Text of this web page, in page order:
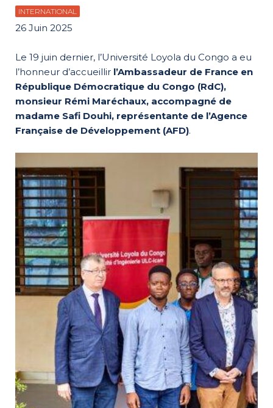
INTERNATIONAL
26 Juin 2025
Le 19 juin dernier, l’Université Loyola du Congo a eu
l’honneur d’accueillir l’Ambassadeur de France en
République Démocratique du Congo (RdC),
monsieur Rémi Maréchaux, accompagné de
madame Safi Douhi, représentante de l’Agence
Française de Développement (AFD).